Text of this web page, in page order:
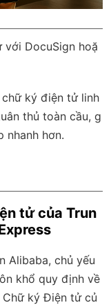
với DocuSign hoặ
ký điện tử linh
thủ toàn cầu, g
nhanh hơn.
tử của Trun
Alibaba, chủ yếu
khổ quy định về
ký Điện tử củ